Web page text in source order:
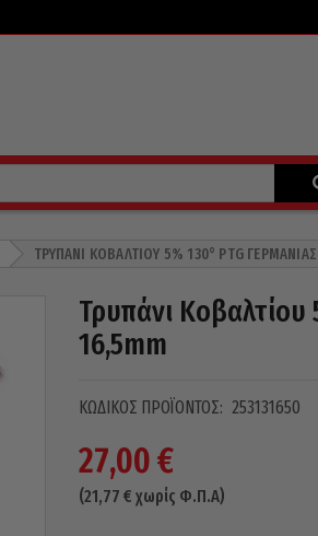
ΤΡΥΠΆΝΙ ΚΟΒΑΛΤΊΟΥ 5% 130° PTG
Τρυπάνι Κοβαλτίου
16,5mm
ΚΩΔΙΚΌΣ ΠΡΟΪΌΝΤΟΣ: 253131650
27,00€
(21,77 € χωρίς Φ.Π.Α)